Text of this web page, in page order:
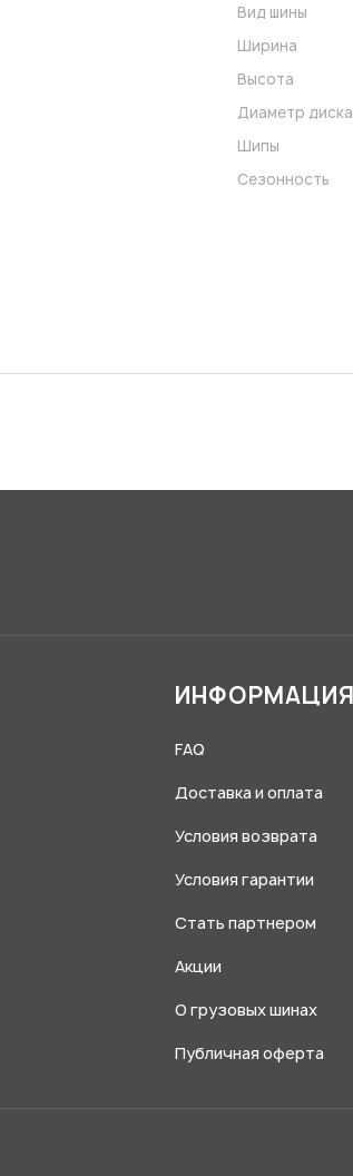
Вид шины
Ширина
Высота
Диаметр диска
Шипы
Сезонность
ИНФОРМАЦИЯ
FAQ
Доставка и оплата
Условия возврата
Условия гарантии
Стать партнером
Акции
О грузовых шинах
Публичная оферта